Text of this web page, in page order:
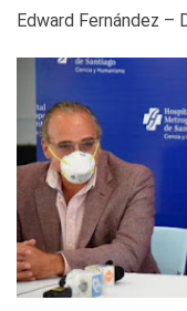
Edward Fernández –